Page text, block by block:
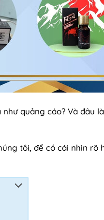
quảng cáo? Và đâu
tôi, để có cái nhìn rõ